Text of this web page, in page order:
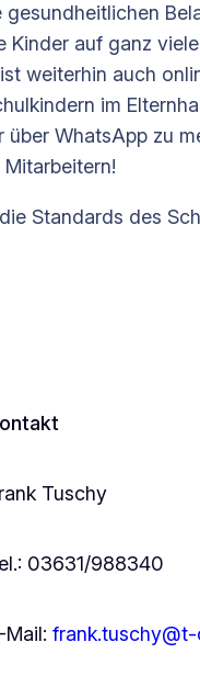
Kinder auf ganz
weiterhin auch
im
WhatsApp zu
Standards des
Tuschy
03631/988340
Mail: